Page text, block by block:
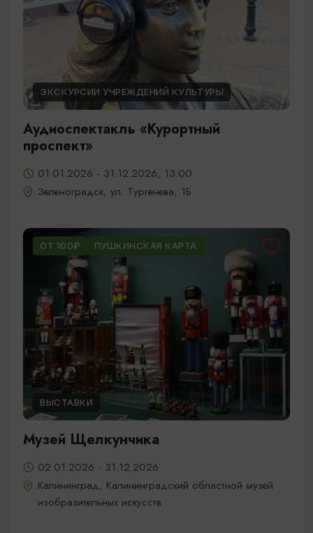
ЭКСКУРСИИ УЧРЕЖДЕНИЙ КУЛЬТУРЫ
Аудиоспектакль «Курортный
проспект»
01.01.2026 - 31.12.2026, 13:00
Зеленоградск, ул. Тургенева, 1Б
ОТ 100₽ ПУШКИНСКАЯ КАРТА
ВЫСТАВКИ
Музей Щелкунчика
02.01.2026 - 31.12.2026
Калининград, Калининградский областной музей
изобразительных искусств